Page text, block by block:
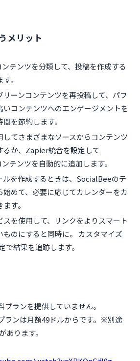
メリット
テンツを分類して、投稿を作成する
。
リーンコンテンツを再投稿して、パフ
いコンテンツへのエンゲージメントを
を節約します。
してさまざまなソースからコンテンツ
るか、Zapier統合を設定して
テンツを自動的に追加します。
ルを作成するときは、SocialBeeのテ
始めて、必要に応じてカレンダーをカ
す。
スを使用して、リンクをよりスマート
ものにすると同時に。 カスタマイズ
で結果を追跡します。
ランを提供していません。
ランは月額49ドルからです。※別途
あります。